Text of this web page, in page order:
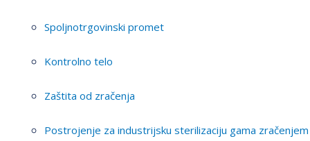
Spoljnotrgovinski promet
Kontrolno telo
Zaštita od zračenja
Postrojenje za industrijsku sterilizaciju gama zračenjem